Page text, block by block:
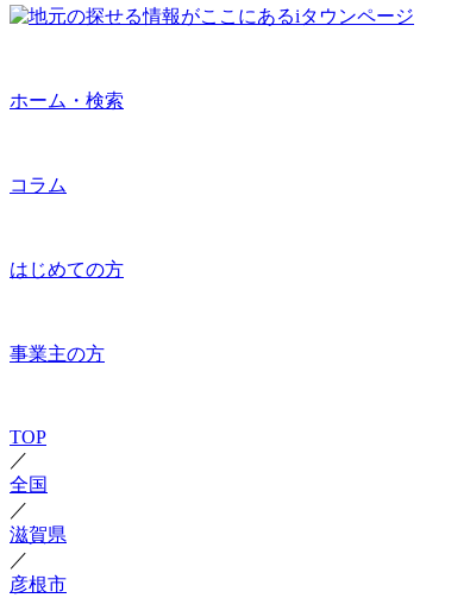
ホーム・検索
コラム
はじめての方
事業主の方
TOP
／
全国
／
滋賀県
／
彦根市